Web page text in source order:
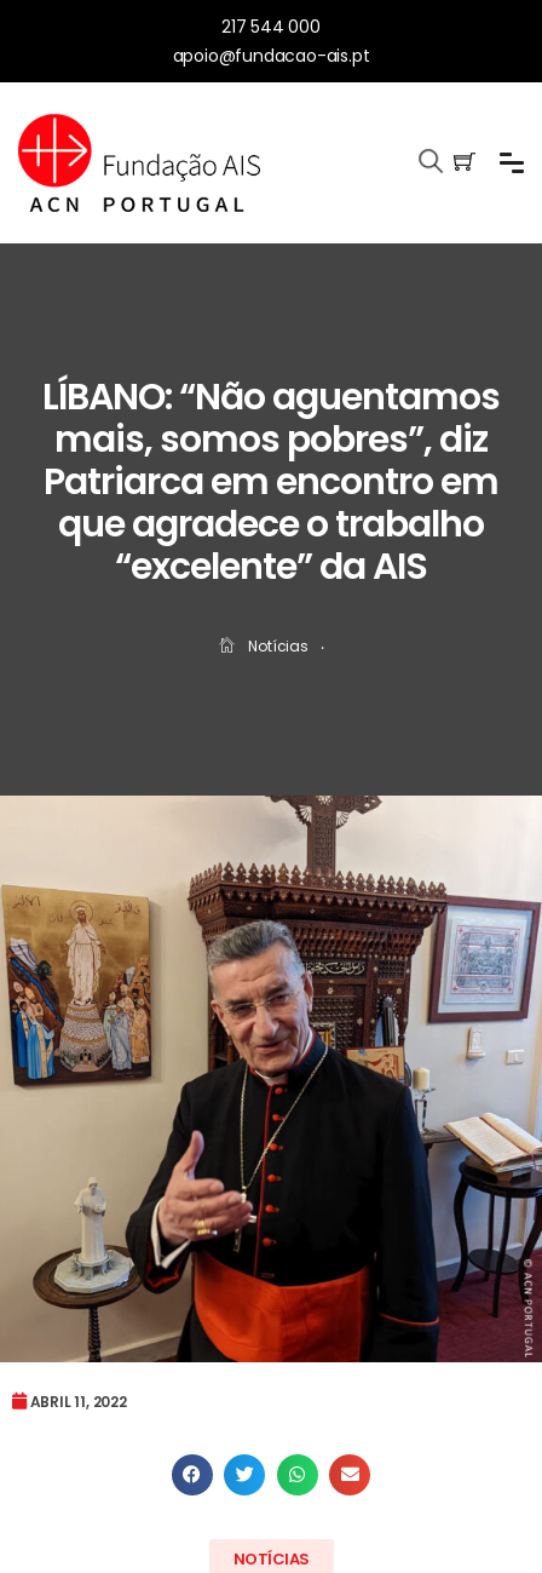
217 544 000
apoio@fundacao-ais.pt
LÍBANO: “Não aguentamos
mais, somos pobres”, diz
Patriarca em encontro em
que agradece o trabalho
“excelente” da AIS
Notícias ‧
ABRIL 11, 2022
NOTÍCIAS